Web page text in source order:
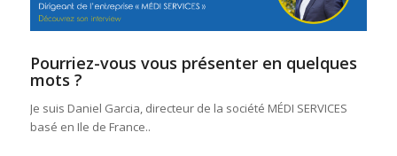
Pourriez-vous vous présenter en quelques
mots ?
Je suis Daniel Garcia, directeur de la société MÉDI SERVICES
basé en Ile de France..